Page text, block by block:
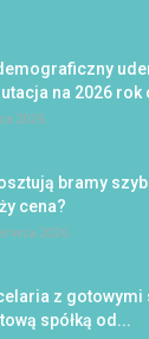
na 2026 rok
2026
bramy
cena?
2026
z gotowymi
spółką od...